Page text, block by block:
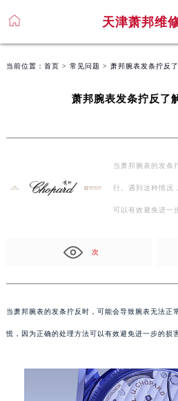
天津萧邦维
当前位置： 首页 > 常见问题 > 萧邦腕表发条拧反
萧邦腕表发条拧反了
当萧邦腕表的发条
行。遇到这种情况
可以有效避免进一
次
当萧邦腕表的发条拧反时，可能会导致腕表无法正
慌，因为正确的处理方法可以有效避免进一步的损